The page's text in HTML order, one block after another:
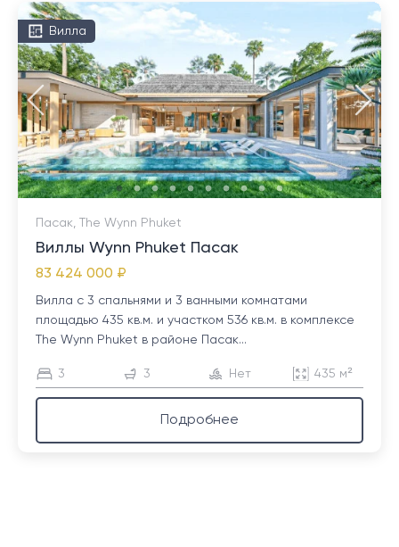
Вилла
Пасак, The Wynn Phuket
Виллы Wynn Phuket Пасак
83 424 000 ₽
Вилла с 3 спальнями и 3 ванными комнатами
площадью 435 кв.м. и участком 536 кв.м. в комплексе
The Wynn Phuket в районе Пасак...
3 3 Нет 435 м²
Подробнее